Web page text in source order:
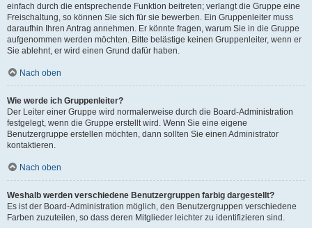
einfach durch die entsprechende Funktion beitreten; verlangt die Gruppe eine
Freischaltung, so können Sie sich für sie bewerben. Ein Gruppenleiter muss
daraufhin Ihren Antrag annehmen. Er könnte fragen, warum Sie in die Gruppe
aufgenommen werden möchten. Bitte belästige keinen Gruppenleiter, wenn er
Sie ablehnt, er wird einen Grund dafür haben.
Nach oben
Wie werde ich Gruppenleiter?
Der Leiter einer Gruppe wird normalerweise durch die Board-Administration
festgelegt, wenn die Gruppe erstellt wird. Wenn Sie eine eigene
Benutzergruppe erstellen möchten, dann sollten Sie einen Administrator
kontaktieren.
Nach oben
Weshalb werden verschiedene Benutzergruppen farbig dargestellt?
Es ist der Board-Administration möglich, den Benutzergruppen verschiedene
Farben zuzuteilen, so dass deren Mitglieder leichter zu identifizieren sind.